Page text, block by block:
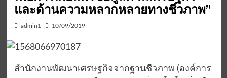
และด้านความหลากหลายทางชีวภาพ”
admin1 10/09/2019
สำนักงานพัฒนาเศรษฐกิจจากฐานชีวภาพ (องค์การ